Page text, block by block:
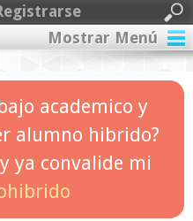
Mostrar Menú
academico y
alumno hibrido?
y ya convalide mi